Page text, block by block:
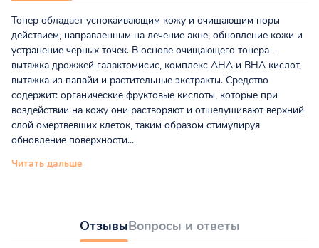
Тонер обладает успокаивающим кожу и очищающим поры
действием, направленным на лечение акне, обновление кожи и
устранение черных точек. В основе очищающего тонера -
вытяжка дрожжей галактомисис, комплекс АНА и ВНА кислот,
вытяжка из папайи и растительные экстракты. Средство
содержит: органические фруктовые кислоты, которые при
воздействии на кожу они растворяют и отшелушивают верхний
слой омертвевших клеток, таким образом стимулируя
обновление поверхности...
Читать дальше
ОтзывыВопросы и ответы